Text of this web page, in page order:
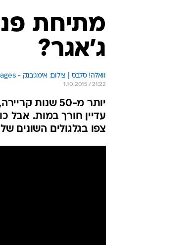
מתיחת
ג'אגר?
וואלה! סלבס | צילום: אימג'בנק - GettyImages
1.10.2015 / 21:22
עדיין חורך במות. אבל
צפו בגלגולים השונים